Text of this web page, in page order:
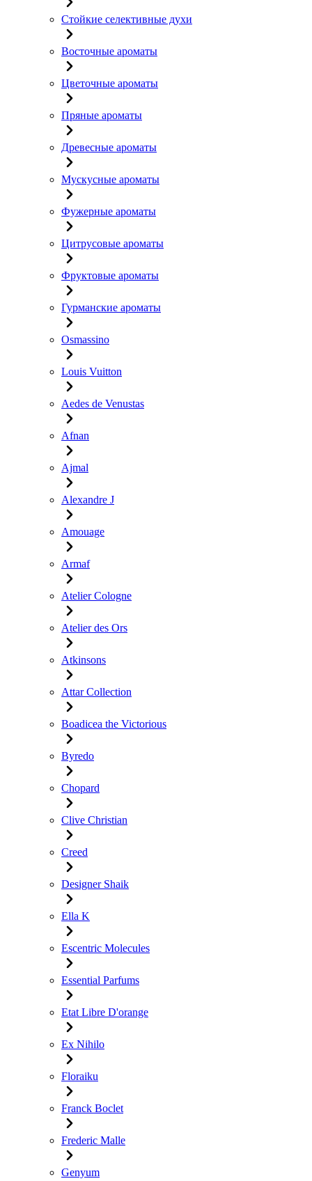
Стойкие селективные духи
Восточные ароматы
Цветочные ароматы
Пряные ароматы
Древесные ароматы
Мускусные ароматы
Фужерные ароматы
Цитрусовые ароматы
Фруктовые ароматы
Гурманские ароматы
Osmassino
Louis Vuitton
Aedes de Venustas
Afnan
Ajmal
Alexandre J
Amouage
Armaf
Atelier Cologne
Atelier des Ors
Atkinsons
Attar Collection
Boadicea the Victorious
Byredo
Chopard
Clive Christian
Creed
Designer Shaik
Ella K
Escentric Molecules
Essential Parfums
Etat Libre D'orange
Ex Nihilo
Floraiku
Franck Boclet
Frederic Malle
Genyum